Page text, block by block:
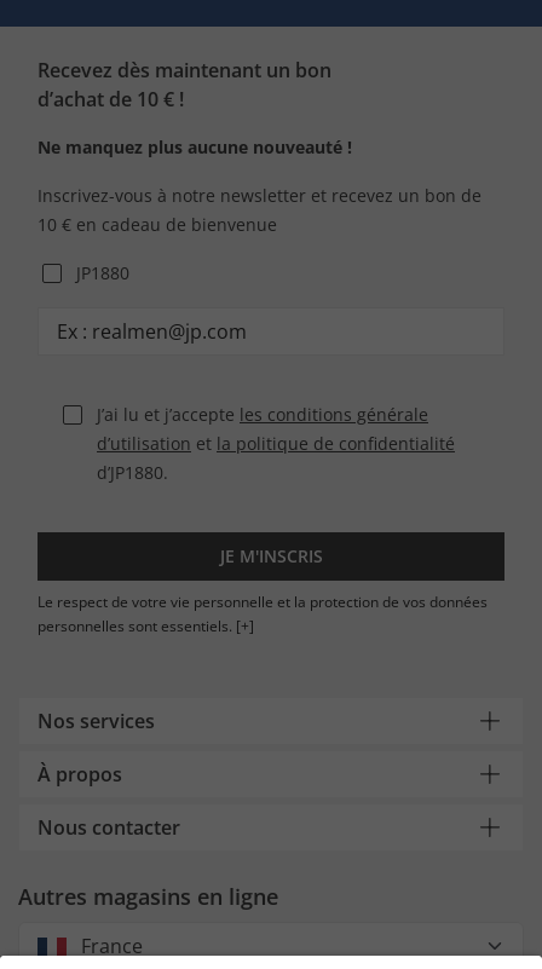
Recevez dès maintenant un bon
d’achat de 10 € !
Ne manquez plus aucune nouveauté !
Inscrivez-vous à notre newsletter et recevez un bon de
10 € en cadeau de bienvenue
JP1880
J’ai lu et j’accepte les conditions générale
d’utilisation et la politique de confidentialité
d’JP1880.
JE M'INSCRIS
Le respect de votre vie personnelle et la protection de vos données
personnelles sont essentiels. [+]
Nos services
À propos
Nous contacter
Autres magasins en ligne
France